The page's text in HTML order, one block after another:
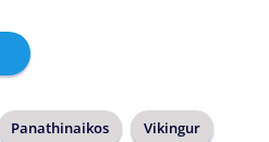
Panathinaikos Vikingur